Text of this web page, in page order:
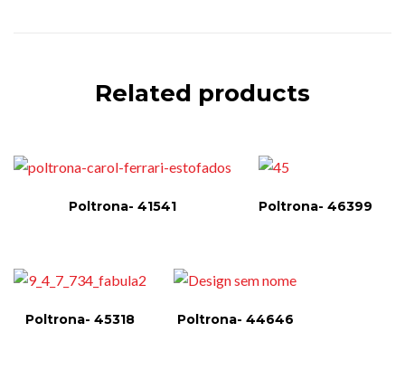
Related products
Poltrona- 41541 Poltrona- 46399
Poltrona- 45318 Poltrona- 44646